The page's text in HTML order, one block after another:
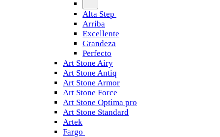
Alta Step
Arriba
Excellente
Grandeza
Perfecto
Art Stone Airy
Art Stone Antiq
Art Stone Armor
Art Stone Force
Art Stone Optima pro
Art Stone Standard
Artek
Fargo